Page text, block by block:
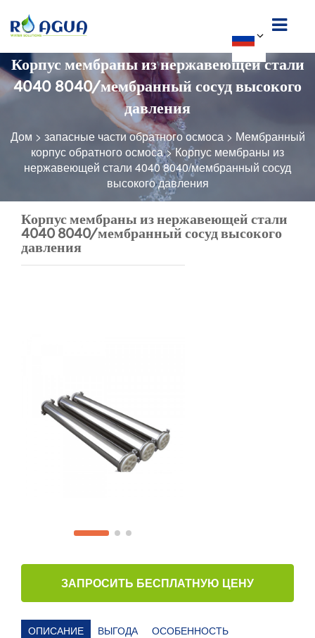
Корпус мембраны из нержавеющей стали
4040 8040/мембранный сосуд высокого
давления
Дом > запасные части обратного осмоса> Мембранный
корпус обратного осмоса>Корпус мембраны из
нержавеющей стали 4040 8040/мембранный сосуд
высокого давления
Корпус мембраны из нержавеющей стали
4040 8040/мембранный сосуд высокого
давления
ЗАПРОСИТЬ БЕСПЛАТНУЮ ЦЕНУ
ОПИСАНИЕ ВЫГОДА
ОСОБЕННОСТЬ